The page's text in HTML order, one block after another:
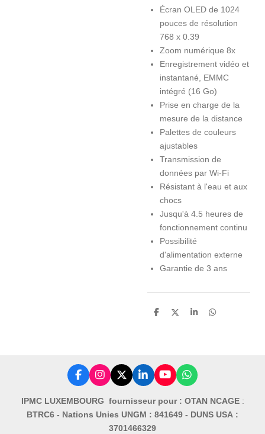
Écran OLED de 1024
pouces de résolution
768 x 0.39
Zoom numérique 8x
Enregistrement vidéo et
instantané, EMMC
intégré (16 Go)
Prise en charge de la
mesure de la distance
Palettes de couleurs
ajustables
Transmission de
données par Wi-Fi
Résistant à l'eau et aux
chocs
Jusqu'à 4.5 heures de
fonctionnement continu
Possibilité
d'alimentation externe
Garantie de 3 ans
P
e
P
r
P
e
P
F
a
c
b
I
n
s
a
X
L
i
n
e
d
Y
o
u
u
W
h
a
s
IPMC LUXEMBOURG fournisseur pour : OTAN NCAGE :
BTRC6 - Nations Unies UNGM : 841649 - DUNS USA :
3701466329